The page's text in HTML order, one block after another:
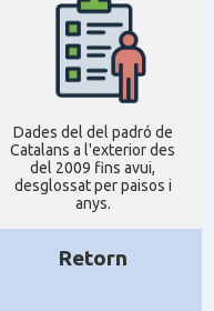
Dades del del padró de
Catalans a l'exterior des
del 2009 fins avui,
desglossat per paisos i
anys.
Retorn